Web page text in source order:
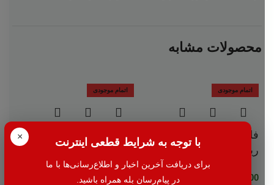
× با توجه به شرایط قطعی اینترنت
برای دریافت آخرین اخبار و اطلاع‌رسانی‌ها با ما
در پیام‌رسان بله همراه باشید.
محصولات مشابه
اتمام موجودی
فلش 16 گیگابایت
ریووکس M-04
217,000
اتمام موجودی
اسپیکر بلوتوثی تسکو TS-
2313
510,000 تومان